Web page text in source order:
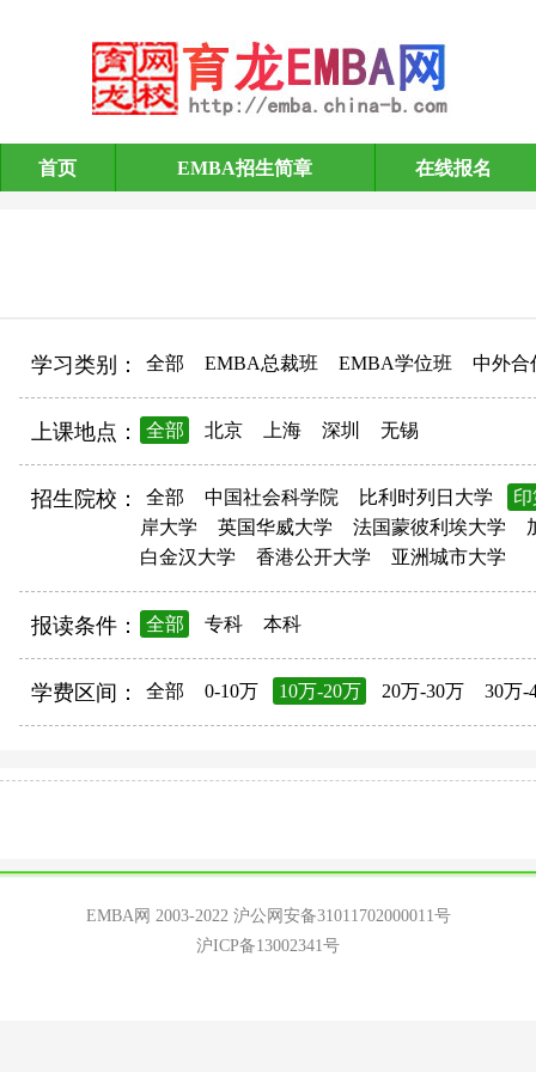
EMBA招生简章
首页 EMBA招生简章 在线报名
学习类别： 全部 EMBA总裁班 EMBA学位班 中外合
上课地点： 全部 北京 上海 深圳 无锡
招生院校： 全部 中国社会科学院 比利时列日大学
岸大学
英国华威大学 法国蒙彼利埃大学
白金汉大学
香港公开大学 亚洲城市大学
报读条件： 全部 专科 本科
学费区间： 全部 0-10万 10万-20万 20万-30万 30万-
EMBA网 2003-2022 沪公网安备31011702000011号
沪ICP备13002341号